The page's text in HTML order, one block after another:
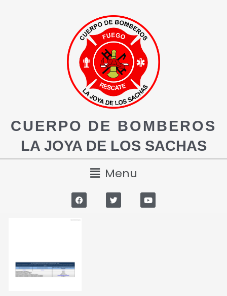
CUERPO DE BOMBEROS
LA JOYA DE LOS SACHAS
Menu